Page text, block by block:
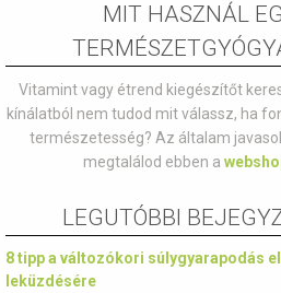
MIT HASZNÁL
Vitamint vagy étrend kiegészítőt
kínálatból nem tudod mit válassz, ha
természetesség? Az általam
megtalálod ebben a
LEGUTÓBBI
8 tipp a változókori súlygyarapodás
leküzdésére